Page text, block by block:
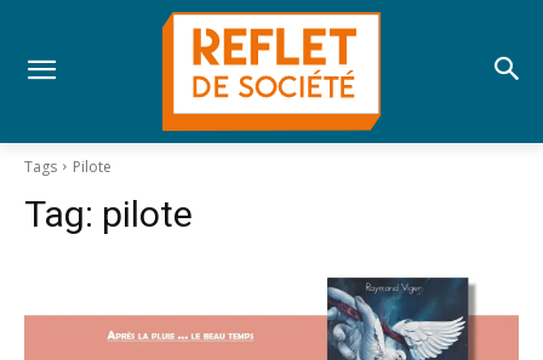
Tags Pilote
Tag: pilote